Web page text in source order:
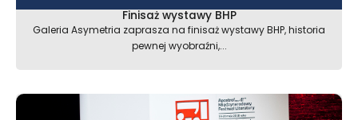
Finisaż wystawy BHP
Galeria Asymetria zaprasza na finisaż wystawy BHP, historia
pewnej wyobraźni,...